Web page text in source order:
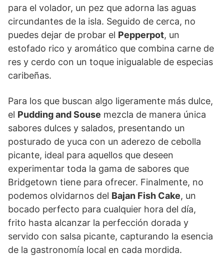
para el volador, un pez que adorna las aguas
circundantes de la isla. Seguido de cerca, no
puedes dejar de probar el Pepperpot, un
estofado rico y aromático que combina carne de
res y cerdo con un toque inigualable de especias
caribeñas.
Para los que buscan algo ligeramente más dulce,
el Pudding and Souse mezcla de manera única
sabores dulces y salados, presentando un
posturado de yuca con un aderezo de cebolla
picante, ideal para aquellos que deseen
experimentar toda la gama de sabores que
Bridgetown tiene para ofrecer. Finalmente, no
podemos olvidarnos del Bajan Fish Cake, un
bocado perfecto para cualquier hora del día,
frito hasta alcanzar la perfección dorada y
servido con salsa picante, capturando la esencia
de la gastronomía local en cada mordida.